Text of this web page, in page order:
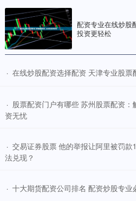
配资专业在线炒股
投资更轻松
· 在线炒股配资选择配资 天津专业股
· 股票配资门户有哪些 苏州股票配资
资无忧
· 交易证券股票 他的举报让阿里被罚款
法兑现？
· 十大期货配资公司排名 配资炒股专业